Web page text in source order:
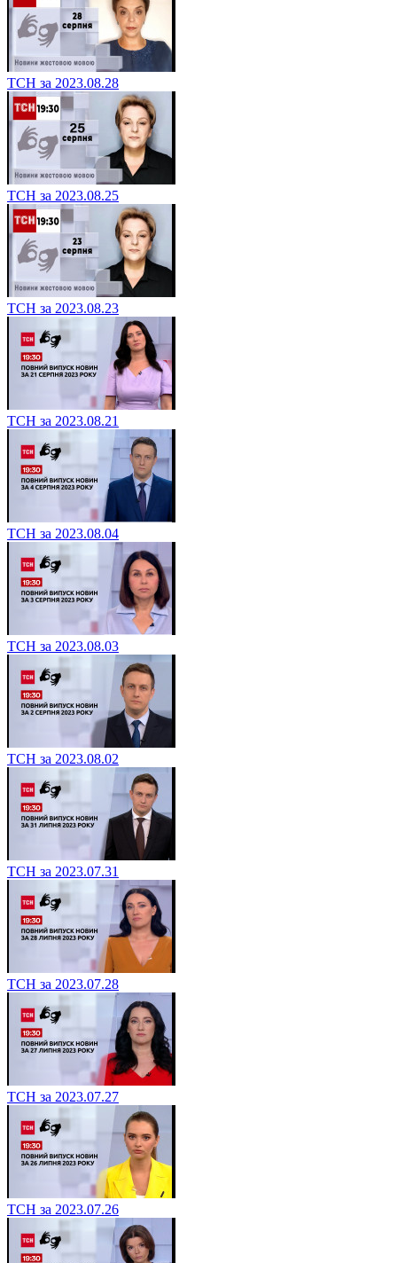
ТСН за 2023.08.28
ТСН за 2023.08.25
ТСН за 2023.08.23
ТСН за 2023.08.21
ТСН за 2023.08.04
ТСН за 2023.08.03
ТСН за 2023.08.02
ТСН за 2023.07.31
ТСН за 2023.07.28
ТСН за 2023.07.27
ТСН за 2023.07.26